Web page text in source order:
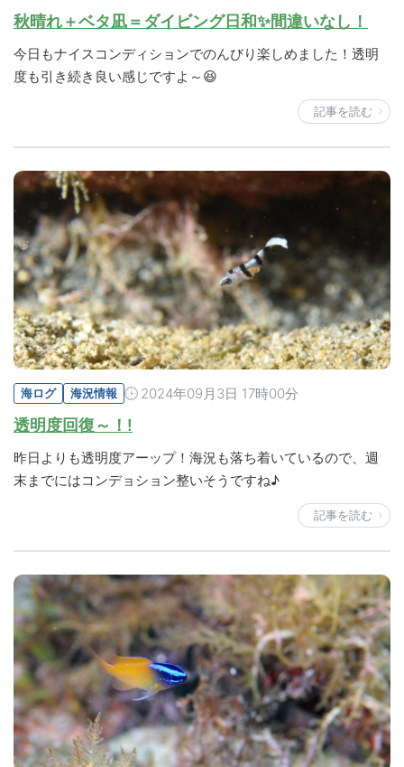
秋晴れ＋ベタ凪＝ダイビング日和✨間違いなし！
今日もナイスコンディションでのんびり楽しめました！透明
度も引き続き良い感じですよ～😆
記事を読む
海ログ 海況情報 2024年09月3日 17時00分
透明度回復～！!
昨日よりも透明度アーップ！海況も落ち着いているので、週
末までにはコンデョション整いそうですね♪
記事を読む